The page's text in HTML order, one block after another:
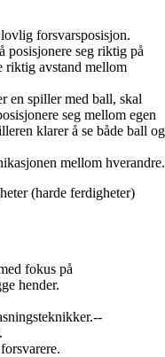
forsvarsposisjon.
posisjonere seg riktig på
riktig avstand mellom
en spiller med ball, skal
seg mellom egen
klarer å se både ball og
mellom hverandre.
(harde ferdigheter)
fokus på
hender.